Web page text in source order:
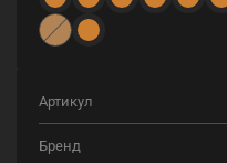
Артикул
Бренд